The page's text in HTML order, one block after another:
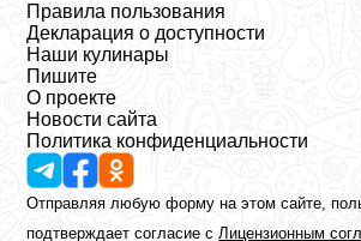
Правила пользования
Декларация о доступности
Наши кулинары
Пишите
О проекте
Новости сайта
Политика конфиденциальности
Отправляя любую форму на этом сайте,
подтверждает согласие сЛицензионным